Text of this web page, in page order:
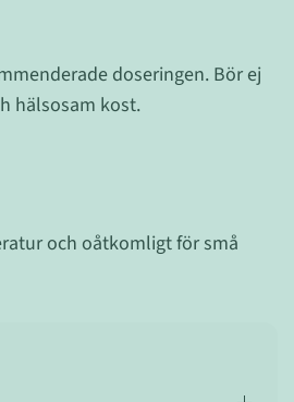
doseringen. Bör ej
hälsosam kost.
och oåtkomligt för små